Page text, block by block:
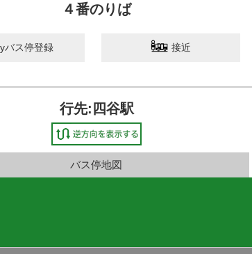
４番のりば
バス停登録 接近
行先:四谷駅
バス停地図